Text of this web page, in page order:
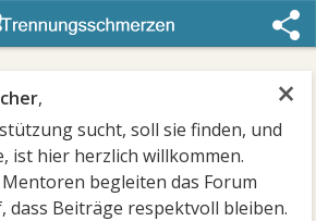
×
,
sucht, soll sie finden, und
ist hier herzlich willkommen.
begleiten das Forum
dass Beiträge respektvoll bleiben.